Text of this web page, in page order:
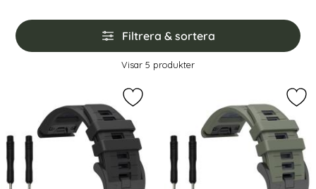
Hoppa
över
filtersektionen
Filtrera & sortera
Filtrera & sortera
Visar 5 produkter
Markera garmin Fenix 22 mm